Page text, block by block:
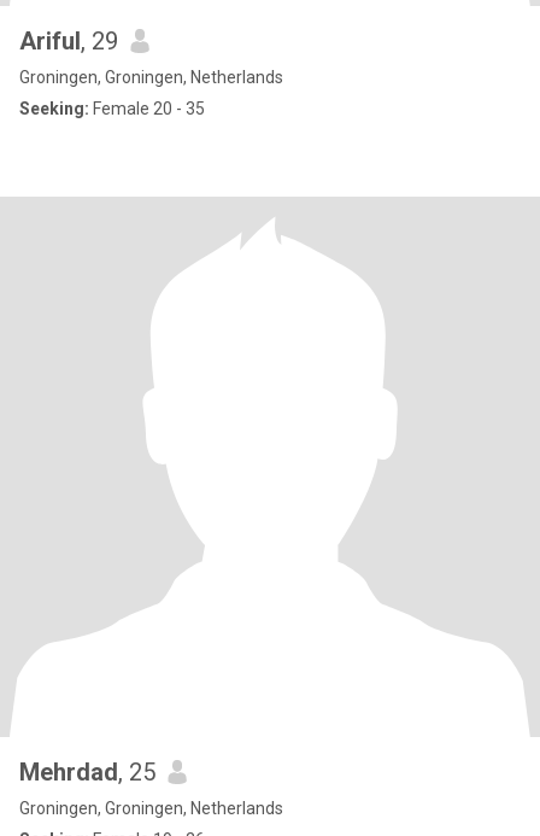
Ariful, 29
Groningen, Groningen, Netherlands
Seeking: Female 20 - 35
Mehrdad, 25
Groningen, Groningen, Netherlands